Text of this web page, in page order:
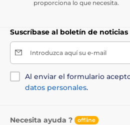
proporciona lo que necesita.
Suscríbase al boletín de noticias
Introduzca aquí su e-mail
Al enviar el formulario
datos personales.
Necesita ayuda ? offline